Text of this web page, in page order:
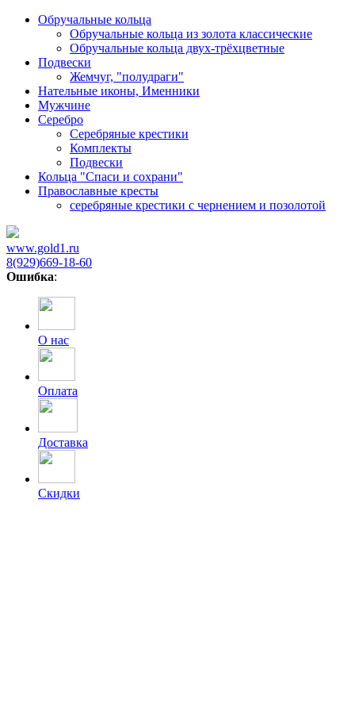
Обручальные кольца
Обручальные кольца из золота классические
Обручальные кольца двух-трёхцветные
Подвески
Жемчуг, "полудраги"
Нательные иконы, Именники
Мужчине
Серебро
Серебряные крестики
Комплекты
Подвески
Кольца "Спаси и сохрани"
Православные кресты
cеребряные крестики с чернением и позолотой
www.gold1.ru
8(929)669-18-60
Ошибка:
О нас
Оплата
Доставка
Скидки